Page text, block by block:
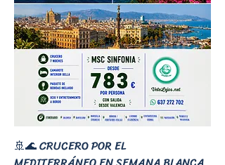
🚢🌊 CRUCERO POR EL